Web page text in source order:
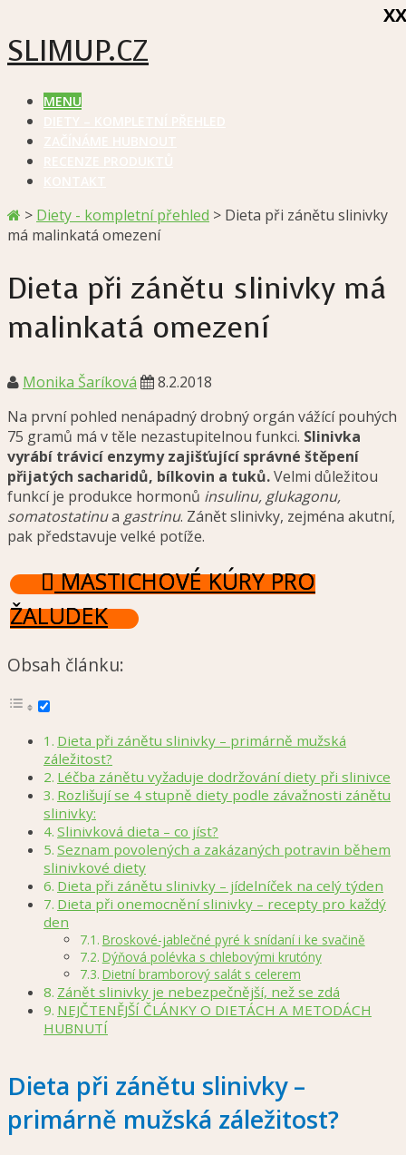
SLIMUP.CZ
MENU
> Diety - kompletní přehled > Dieta při zánětu slinivky
má malinkatá omezení
Dieta při zánětu slinivky má
malinkatá omezení
Monika Šaríková
8.2.2018
Na první pohled nenápadný drobný orgán vážící pouhých
75 gramů má v těle nezastupitelnou funkci. Slinivka
vyrábí trávicí enzymy zajišťující správné štěpení
přijatých sacharidů, bílkovin a tuků.Velmi důležitou
funkcí je produkce hormonů insulinu, glukagonu,
somatostatinua gastrinu. Zánět slinivky, zejména akutní,
pak představuje velké potíže.
MASTICHOVÉ KÚRY PRO
ŽALUDEK
Obsah článku:
Dieta při zánětu slinivky – primárně mužská
záležitost?
Léčba zánětu vyžaduje dodržování diety při slinivce
Rozlišují se 4 stupně diety podle závažnosti zánětu
slinivky:
Slinivková dieta – co jíst?
Seznam povolených a zakázaných potravin během
slinivkové diety
Dieta při zánětu slinivky – jídelníček na celý týden
Dieta při onemocnění slinivky – recepty pro každý
den
Broskové-jablečné pyré k snídaní i ke svačině
Dýňová polévka s chlebovými krutóny
Dietní bramborový salát s celerem
Zánět slinivky je nebezpečnější, než se zdá
NEJČTENĚJŠÍ ČLÁNKY O DIETÁCH A METODÁCH
HUBNUTÍ
Dieta při zánětu slinivky –
primárně mužská záležitost?
XX